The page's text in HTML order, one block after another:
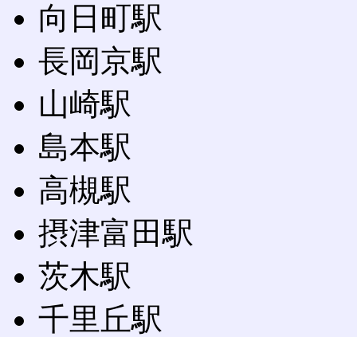
向日町駅
長岡京駅
山崎駅
島本駅
高槻駅
摂津富田駅
茨木駅
千里丘駅